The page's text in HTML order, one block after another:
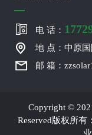
电 话：
地 点：中原
邮 箱：
Copyright ©
Reserved版权所